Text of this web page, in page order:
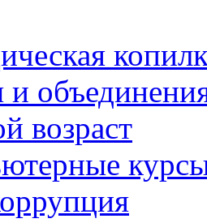
возраст